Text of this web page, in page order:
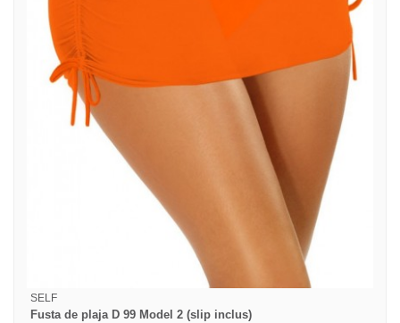
SELF
Fusta de plaja D 99 Model 2 (slip inclus)